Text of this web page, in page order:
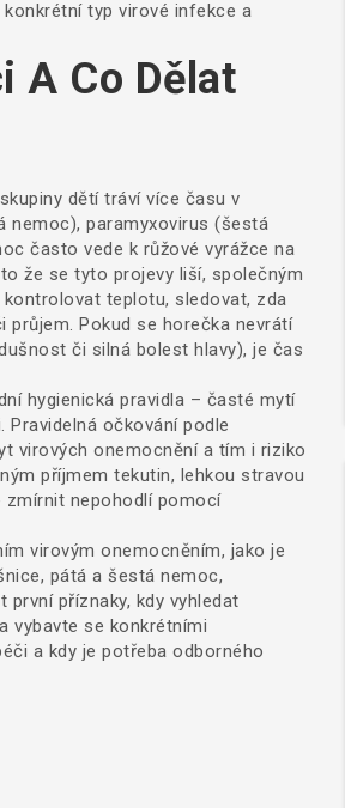
typ virové infekce a
A Co Dělat
dětí tráví více času v
nemoc), paramyxovirus (šestá
často vede k růžové vyrážce na
že se tyto projevy liší, společným
kontrolovat teplotu, sledovat, zda
Pokud se horečka nevrátí
či silná bolest hlavy), je čas
hygienická pravidla – časté mytí
očkování podle
virových onemocnění a tím i riziko
příjmem tekutin, lehkou stravou
zmírnit nepohodlí pomocí
virovým onemocněním, jako je
pátá a šestá nemoc,
příznaky, kdy vyhledat
vybavte se konkrétními
a kdy je potřeba odborného